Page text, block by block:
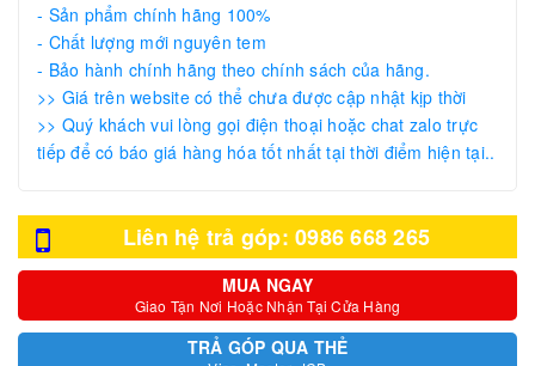
- Sản phẩm chính hãng 100%
- Chất lượng mới nguyên tem
- Bảo hành chính hãng theo chính sách của hãng.
>> Giá trên website có thể chưa được cập nhật kịp thời
>> Quý khách vui lòng gọi điện thoại hoặc chat zalo trực
tiếp để có báo giá hàng hóa tốt nhất tại thời điểm hiện tại..
Liên hệ trả góp: 0986 668 265
MUA NGAY
Giao Tận Nơi Hoặc Nhận Tại Cửa Hàng
TRẢ GÓP QUA THẺ